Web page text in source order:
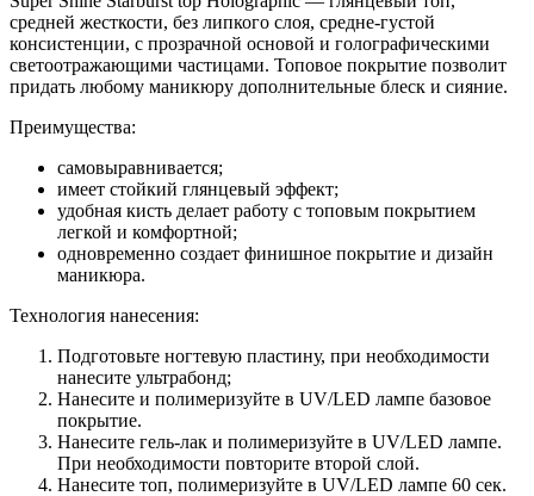
средней жесткости, без липкого слоя, средне-густой
консистенции, с прозрачной основой и голографическими
светоотражающими частицами. Топовое покрытие позволит
придать любому маникюру дополнительные блеск и сияние.
Преимущества:
самовыравнивается;
имеет стойкий глянцевый эффект;
удобная кисть делает работу с топовым покрытием
легкой и комфортной;
одновременно создает финишное покрытие и дизайн
маникюра.
Технология нанесения:
Подготовьте ногтевую пластину, при необходимости
нанесите ультрабонд;
Нанесите и полимеризуйте в UV/LED лампе базовое
покрытие.
Нанесите гель-лак и полимеризуйте в UV/LED лампе.
При необходимости повторите второй слой.
Нанесите топ, полимеризуйте в UV/LED лампе 60 сек.